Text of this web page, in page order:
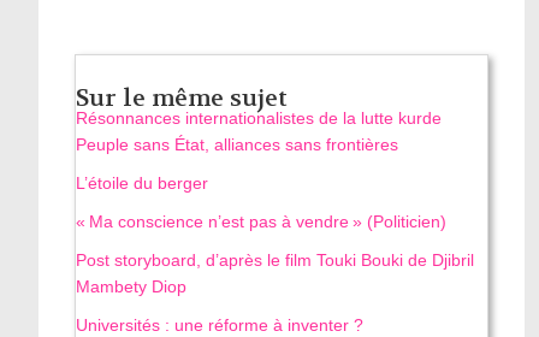
Sur le même sujet
Résonnances internationalistes de la lutte kurde
Peuple sans État, alliances sans frontières
L’étoile du berger
« Ma conscience n’est pas à vendre » (Politicien)
Post storyboard, d’après le film Touki Bouki de Djibril
Mambety Diop
Universités : une réforme à inventer ?